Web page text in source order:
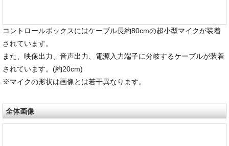
コントロールボックスにはケーブル長約80cmの超小型マイクが装着
されています。
また、映像出力、音声出力、電源入力端子に分岐するケーブルが装着
されています。(約20cm)
※マイクの形状は画像とは若干異なります。
全体画像